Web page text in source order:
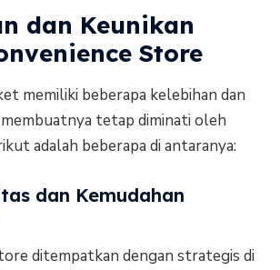
dan Keunikan
Store
memiliki beberapa kelebihan dan
tetap diminati oleh
adalah beberapa di antaranya:
dan Kemudahan
ditempatkan dengan strategis di